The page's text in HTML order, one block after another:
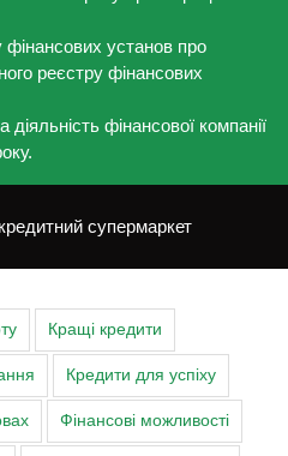
фінансових установ про
реєстру фінансових
діяльність фінансової компанії
супермаркет
Кращі кредити
Кредити для успіху
Фінансові можливості